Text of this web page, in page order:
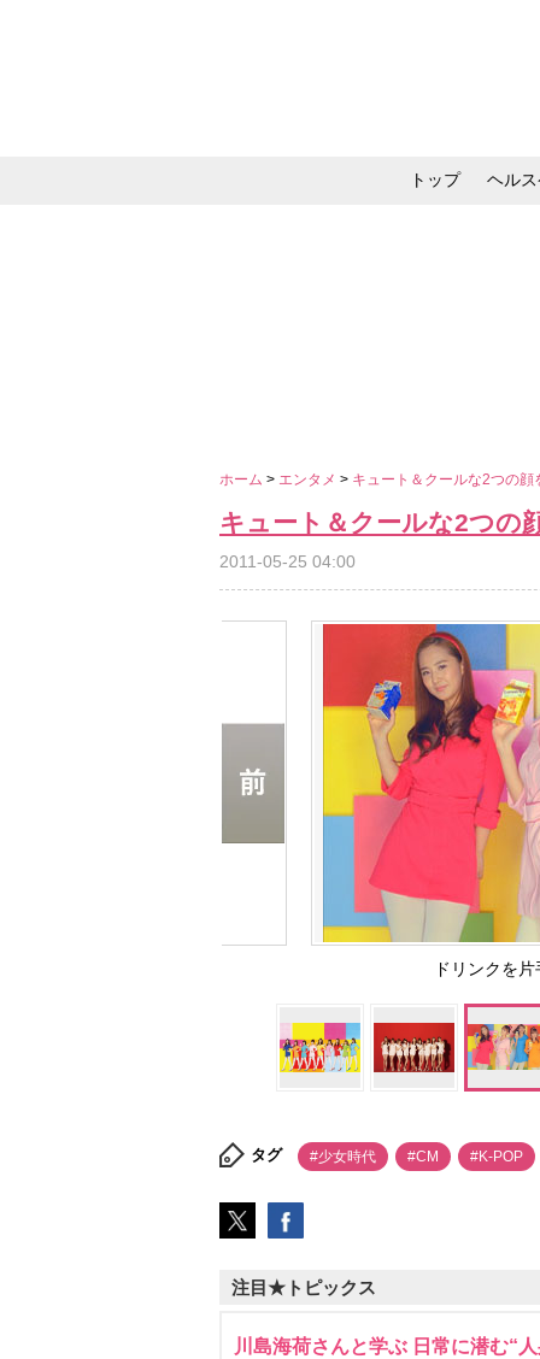
トップ ヘル
ホーム > エンタメ > キュート＆クールな2つの
キュート＆クールな2つの
2011-05-25 04:00
ドリンクを
タグ #少女時代 #CM #K-POP
注目★トピックス
川島海荷さんと学ぶ 日常に潜む“